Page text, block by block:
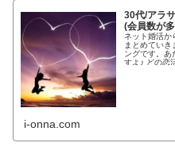
30代/アラ
(会員数が
ネット婚活か
まとめていき
ングです。あ
すよ♪ どの恋活・婚活サイトがいいのか違いもわかるよう
i-onna.com